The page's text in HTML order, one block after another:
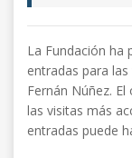
La Fundación ha
entradas para
Fernán Núñez.
las visitas más
entradas puede